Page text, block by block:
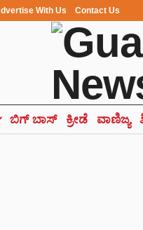
With Us Contact Us
ಬಿಗ್ ಬಾಸ್ ಕ್ರೀಡೆ ವಾಣಿಜ್ಯ